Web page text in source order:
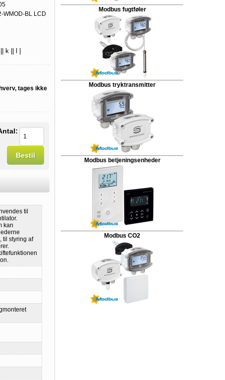
WMOD-BL LCD
k || l |
tages ikke
Bestil
til
kan
til styring af
Modbus fugtføler
Modbus tryktransmitter
Modbus betjeningsenheder
Modbus CO2